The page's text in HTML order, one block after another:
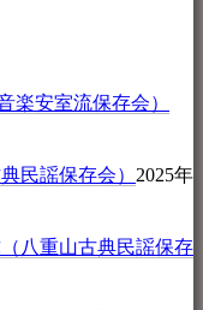
安室流保存会）
民謡保存会） 2025年
八重山古典民謡保存